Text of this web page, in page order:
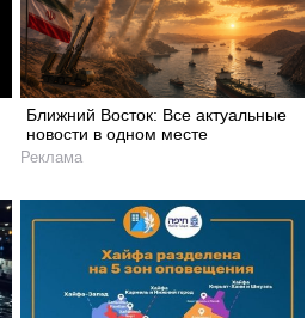
Ближний Восток: Все актуальные
новости в одном месте
Реклама